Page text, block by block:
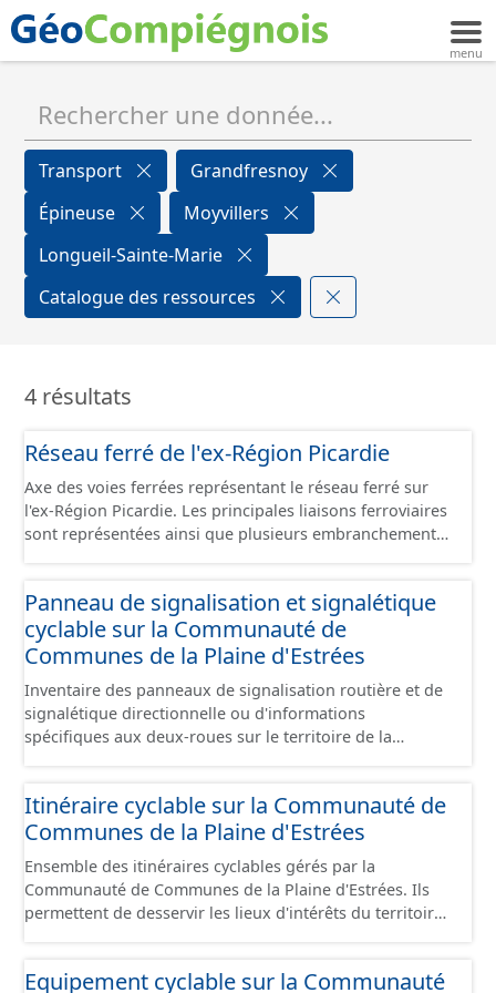
Transport
Grandfresnoy
Épineuse
Moyvillers
Longueil-Sainte-Marie
Catalogue des ressources
4 résultats
Réseau ferré de l'ex-Région Picardie
Axe des voies ferrées représentant le réseau ferré sur
l'ex-Région Picardie. Les principales liaisons ferroviaires
sont représentées ainsi que plusieurs embranchements
sont désaffectées mais sont toujours physiquement
présentes sur le terrain.
Panneau de signalisation et signalétique
cyclable sur la Communauté de
Communes de la Plaine d'Estrées
Inventaire des panneaux de signalisation routière et de
signalétique directionnelle ou d'informations
spécifiques aux deux-roues sur le territoire de la
en cours de réalisation. Cet inventaire est en cours, la
donnée n'est donc pas exhaustive.
Itinéraire cyclable sur la Communauté de
Communes de la Plaine d'Estrées
Ensemble des itinéraires cyclables gérés par la
Communauté de Communes de la Plaine d'Estrées. Ils
permettent de desservir les lieux d'intérêts du territoire
de bonnes conditions. Ils peuvent emprunter tout type
Equipement cyclable sur la Communauté